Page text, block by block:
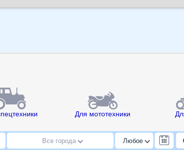
Для мототехники
Все города Любое